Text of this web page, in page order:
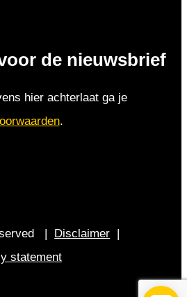
de nieuwsbrief
hier achterlaat ga je
.
| Disclaimer
statement